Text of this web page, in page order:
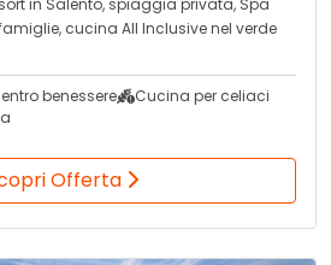
in Salento, spiaggia privata, Spa
cucina All Inclusive nel verde
benessere
Cucina per celiaci
Offerta